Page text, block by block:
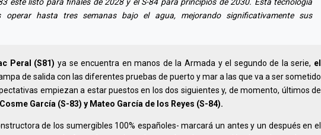
operar hasta tres semanas bajo el agua, mejorando significativamente sus
Peral (S81) ya se encuentra en manos de la Armada y el segundo de la serie, el
de salida con las diferentes pruebas de puerto y mar a las que va a ser sometido
empiezan a estar puestos en los dos siguientes y, de momento, últimos de
García (S-83) y Mateo García de los Reyes (S-84).
de los sumergibles 100% españoles- marcará un antes y un después en el